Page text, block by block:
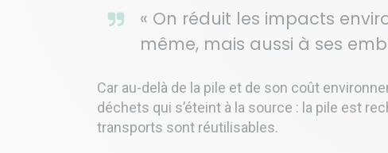
« On réduit les impacts
même, mais aussi à ses
Car au-delà de la pile et de son coût
déchets qui s’éteint à la source : la pile est
transports sont réutilisables.